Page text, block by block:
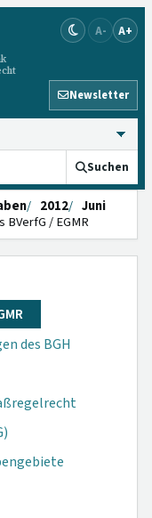
A- A+
Newsletter
Suchen
2012
Juni
/ EGMR
des BGH